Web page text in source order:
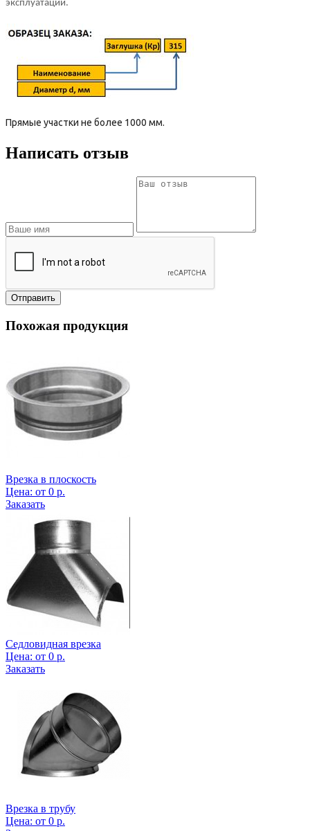
эксплуатации.
Прямые участки не более 1000 мм.
Написать отзыв
Отправить
Похожая продукция
Врезка в плоскость
Цена: от 0 р.
Заказать
Седловидная врезка
Цена: от 0 р.
Заказать
Врезка в трубу
Цена: от 0 р.